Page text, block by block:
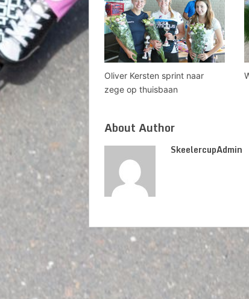
Oliver Kersten sprint naar
zege op thuisbaan
About Author
SkeelercupAdmin